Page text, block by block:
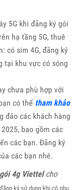
5G khi đăng ký gói
hạ tầng 5G, thuê
có sim 4G, đăng ký
tại khu vực có sóng
chưa phù hợp với
có thể tham khảo
đảo các khách hàng
bao gồm các
các bạn. Đăng ký
các bạn nhé.
4g Viettelcho
ký sử dụng khi có nhu